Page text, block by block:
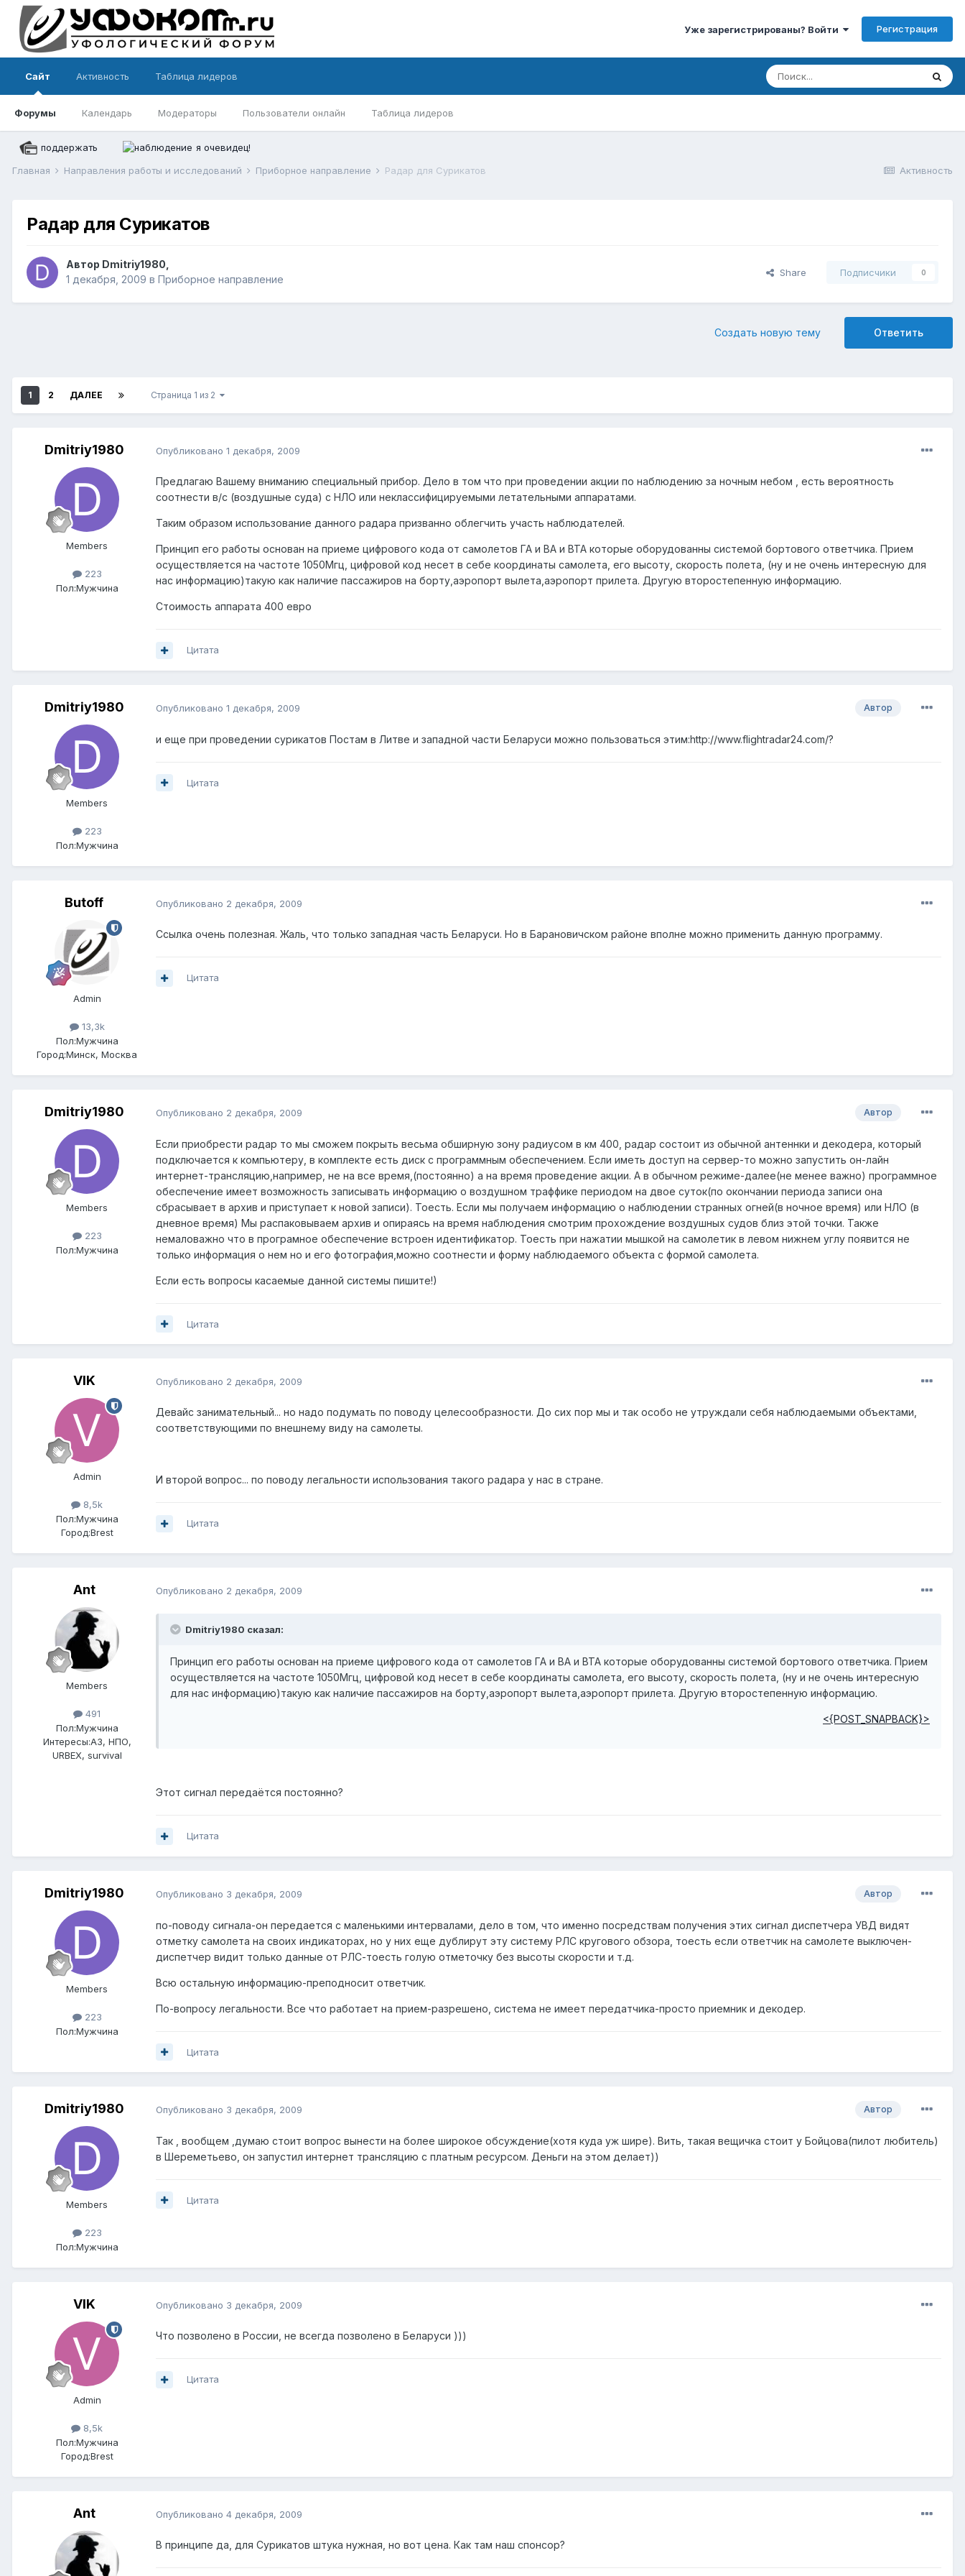
Уже зарегистрированы? Войти Регистрация
Сайт
Форумы Календарь Модераторы Пользователи онлайн Таблица лидеров
Активность Таблица лидеров
поддержать
я очевидец!
Активность
Главная Направления работы и исследований Приборное направление Радар для Сурикатов
Радар для Сурикатов
Автор Dmitriy1980
1 декабря, 2009 в Приборное направление
Share Подписчики 0
Ответить
Создать новую тему
1 2 ДАЛЕЕ Страница 1 из 2
Dmitriy1980
Members
223
Пол:Мужчина
Опубликовано 1 декабря, 2009
Предлагаю Вашему вниманию специальный прибор. Дело в том что при проведении акции по наблюдению за ночным небом , есть вероятность
соотнести в/с (воздушные суда) с НЛО или неклассифицируемыми летательными аппаратами.
Таким образом использование данного радара призванно облегчить участь наблюдателей.
Принцип его работы основан на приеме цифрового кода от самолетов ГА и ВА и ВТА которые оборудованны системой бортового ответчика. Прием
осуществляется на частоте 1050Мгц, цифровой код несет в себе координаты самолета, его высоту, скорость полета, (ну и не очень интересную для
нас информацию)такую как наличие пассажиров на борту,аэропорт вылета,аэропорт прилета. Другую второстепенную информацию.
Стоимость аппарата 400 евро
Цитата
Dmitriy1980
Members
223
Пол:Мужчина
Автор
Опубликовано 1 декабря, 2009
и еще при проведении сурикатов Постам в Литве и западной части Беларуси можно пользоваться этим:http://www.flightradar24.com/?
Цитата
Butoff
Admin
13,3k
Пол:Мужчина
Город:Минск, Москва
Опубликовано 2 декабря, 2009
Ссылка очень полезная. Жаль, что только западная часть Беларуси. Но в Барановичском районе вполне можно применить данную программу.
Цитата
Dmitriy1980
Members
223
Пол:Мужчина
Автор
Опубликовано 2 декабря, 2009
Если приобрести радар то мы сможем покрыть весьма обширную зону радиусом в км 400, радар состоит из обычной антеннки и декодера, который
подключается к компьютеру, в комплекте есть диск с программным обеспечением. Если иметь доступ на сервер-то можно запустить он-лайн
интернет-трансляцию,например, не на все время,(постоянно) а на время проведение акции. А в обычном режиме-далее(не менее важно) программное
обеспечение имеет возможность записывать информацию о воздушном траффике периодом на двое суток(по окончании периода записи она
сбрасывает в архив и приступает к новой записи). Тоесть. Если мы получаем информацию о наблюдении странных огней(в ночное время) или НЛО (в
дневное время) Мы распаковываем архив и опираясь на время наблюдения смотрим прохождение воздушных судов близ этой точки. Также
немаловажно что в програмное обеспечение встроен идентификатор. Тоесть при нажатии мышкой на самолетик в левом нижнем углу появится не
только информация о нем но и его фотография,можно соотнести и форму наблюдаемого объекта с формой самолета.
Если есть вопросы касаемые данной системы пишите!)
Цитата
VIK
Admin
8,5k
Пол:Мужчина
Город:Brest
Опубликовано 2 декабря, 2009
Девайс занимательный... но надо подумать по поводу целесообразности. До сих пор мы и так особо не утруждали себя наблюдаемыми объектами,
соответствующими по внешнему виду на самолеты.
И второй вопрос... по поводу легальности использования такого радара у нас в стране.
Цитата
Ant
Members
491
Пол:Мужчина
Интересы:АЗ, НПО,
URBEX, survival
Опубликовано 2 декабря, 2009
Dmitriy1980 сказал:
Принцип его работы основан на приеме цифрового кода от самолетов ГА и ВА и ВТА которые оборудованны системой бортового ответчика. Прием
осуществляется на частоте 1050Мгц, цифровой код несет в себе координаты самолета, его высоту, скорость полета, (ну и не очень интересную
для нас информацию)такую как наличие пассажиров на борту,аэропорт вылета,аэропорт прилета. Другую второстепенную информацию.
<{POST_SNAPBACK}>
Этот сигнал передаётся постоянно?
Цитата
Dmitriy1980
Members
223
Пол:Мужчина
Автор
Опубликовано 3 декабря, 2009
по-поводу сигнала-он передается с маленькими интервалами, дело в том, что именно посредствам получения этих сигнал диспетчера УВД видят
отметку самолета на своих индикаторах, но у них еще дублирут эту систему РЛС кругового обзора, тоесть если ответчик на самолете выключен-
диспетчер видит только данные от РЛС-тоесть голую отметочку без высоты скорости и т.д.
Всю остальную информацию-преподносит ответчик.
По-вопросу легальности. Все что работает на прием-разрешено, система не имеет передатчика-просто приемник и декодер.
Цитата
Dmitriy1980
Members
223
Пол:Мужчина
Автор
Опубликовано 3 декабря, 2009
Так , вообщем ,думаю стоит вопрос вынести на более широкое обсуждение(хотя куда уж шире). Вить, такая вещичка стоит у Бойцова(пилот любитель)
в Шереметьево, он запустил интернет трансляцию с платным ресурсом. Деньги на этом делает))
Цитата
VIK
Admin
8,5k
Пол:Мужчина
Город:Brest
Опубликовано 3 декабря, 2009
Что позволено в России, не всегда позволено в Беларуси )))
Цитата
Ant Опубликовано 4 декабря, 2009
В принципе да, для Сурикатов штука нужная, но вот цена. Как там наш спонсор?